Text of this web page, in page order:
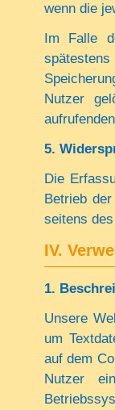
wenn die
Im Falle
Nutzer
5.
Die
Betrieb
seitens
IV.
1.
Unsere
um
auf dem
Nutzer